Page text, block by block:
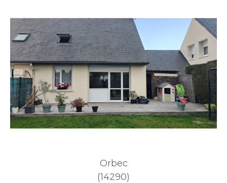
Orbec
(14290)